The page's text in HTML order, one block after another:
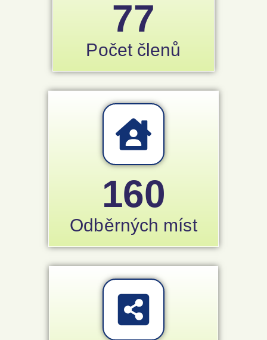
77
Počet členů
160
Odběrných míst